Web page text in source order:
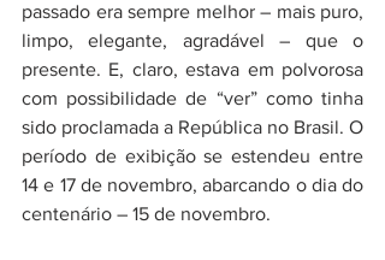
passado era sempre melhor – mais puro,
limpo, elegante, agradável – que o
presente. E, claro, estava em polvorosa
com possibilidade de “ver” como tinha
sido proclamada a República no Brasil. O
período de exibição se estendeu entre
14 e 17 de novembro, abarcando o dia do
centenário – 15 de novembro.